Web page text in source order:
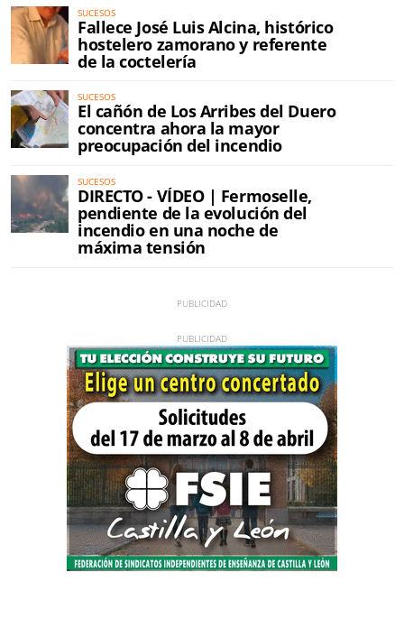
SUCESOS
Fallece José Luis Alcina, histórico
hostelero zamorano y referente
de la coctelería
SUCESOS
El cañón de Los Arribes del Duero
concentra ahora la mayor
preocupación del incendio
SUCESOS
DIRECTO - VÍDEO | Fermoselle,
pendiente de la evolución del
incendio en una noche de
máxima tensión